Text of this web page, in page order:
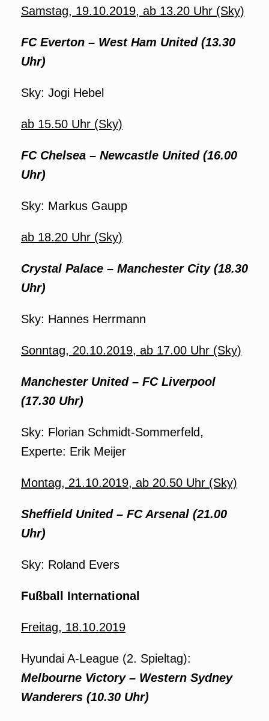
Samstag, 19.10.2019, ab 13.20 Uhr (Sky)
FC Everton – West Ham United (13.30
Uhr)
Sky: Jogi Hebel
ab 15.50 Uhr (Sky)
FC Chelsea – Newcastle United (16.00
Uhr)
Sky: Markus Gaupp
ab 18.20 Uhr (Sky)
Crystal Palace – Manchester City (18.30
Uhr)
Sky: Hannes Herrmann
Sonntag, 20.10.2019, ab 17.00 Uhr (Sky)
Manchester United – FC Liverpool
(17.30 Uhr)
Sky: Florian Schmidt-Sommerfeld,
Experte: Erik Meijer
Montag, 21.10.2019, ab 20.50 Uhr (Sky)
Sheffield United – FC Arsenal (21.00
Uhr)
Sky: Roland Evers
Fußball International
Freitag, 18.10.2019
Hyundai A-League (2. Spieltag):
Melbourne Victory – Western Sydney
Wanderers (10.30 Uhr)